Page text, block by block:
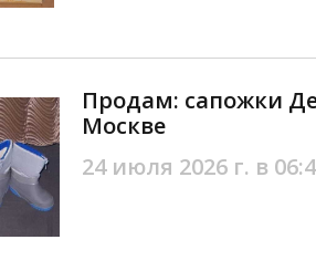
Продам: сапожки
Москве
24 июля 2026 г. в